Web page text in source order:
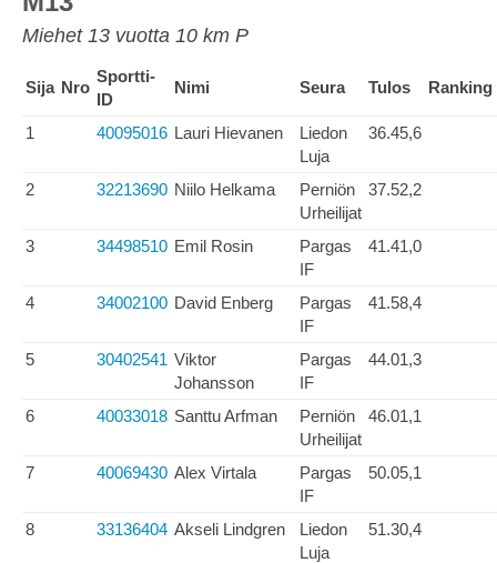
Miehet 13 vuotta 10 km P
Sija Nro
Sportti-
ID
Nimi Seura Tulos Ranking
1 40095016 Lauri Hievanen
Liedon
Luja
36.45,6
2 32213690 Niilo Helkama
Perniön
Urheilijat
37.52,2
3 34498510 Emil Rosin
Pargas
IF
41.41,0
4 34002100 David Enberg
Pargas
IF
41.58,4
5 30402541 Viktor
Johansson
Pargas
IF
44.01,3
6 40033018 Santtu Arfman
Perniön
Urheilijat
46.01,1
7 40069430 Alex Virtala
Pargas
IF
50.05,1
8 33136404 Akseli Lindgren
Liedon
Luja
51.30,4